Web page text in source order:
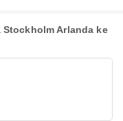
Arlanda ke